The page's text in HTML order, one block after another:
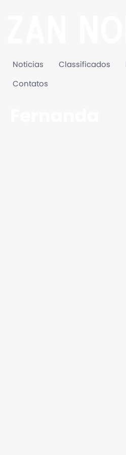
Noticias Classificados
Contatos